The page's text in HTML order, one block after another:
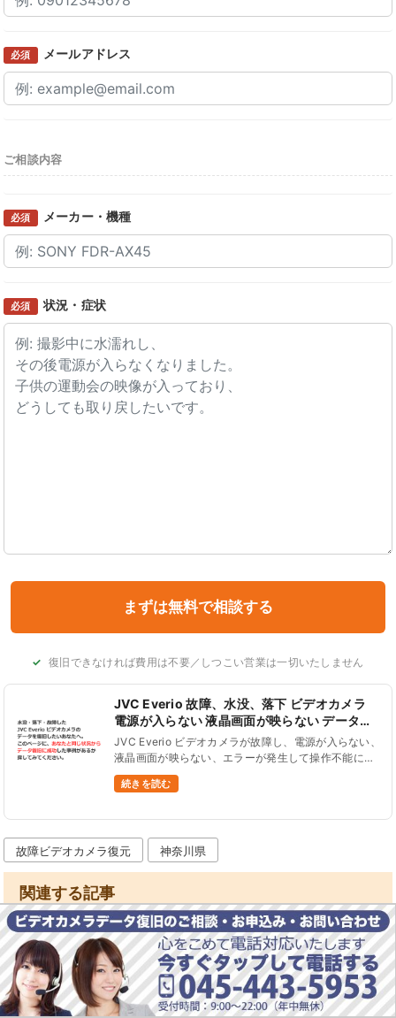
必須 メールアドレス
ご相談内容
必須 メーカー・機種
必須 状況・症状
復旧できなければ費用は不要／しつこい営業は一切いたしません
JVC Everio 故障、水没、落下 ビデオカメラ
電源が入らない 液晶画面が映らない データ復
旧
JVC Everio ビデオカメラが故障し、電源が入らない、
液晶画面が映らない、エラーが発生して操作不能にな
ることがあります。 そんな場合でも、ビデオカメラの
データを復旧することができます。 海やプールで水没
続きを読む
故障ビデオカメラ復元 神奈川県
関連する記事
液晶画面がとれた 故障ビデオカメラ データ復旧
JVC Everio GZ-MG36
故障ビデオカメラのデータ復旧依頼を東京都大田区のお